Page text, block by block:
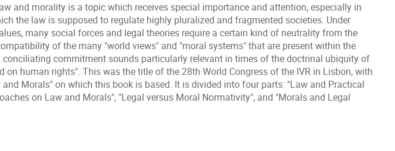
and morality is a topic which receives special importance and attention, especially in
the law is supposed to regulate highly pluralized and fragmented societies. Under
many social forces and legal theories require a certain kind of neutrality from the
of the many "world views" and "moral systems" that are present within the
conciliating commitment sounds particularly relevant in times of the doctrinal ubiquity of
on human rights". This was the title of the 28th World Congress of the IVR in Lisbon, with
Morals" on which this book is based. It is divided into four parts: "Law and Practical
on Law and Morals", "Legal versus Moral Normativity", and "Morals and Legal